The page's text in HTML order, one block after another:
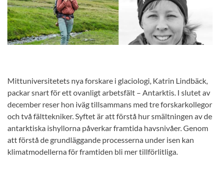
Mittuniversitetets nya forskare i glaciologi, Katrin Lindbäck,
packar snart för ett ovanligt arbetsfält – Antarktis. I slutet av
december reser hon iväg tillsammans med tre forskarkollegor
och två fälttekniker. Syftet är att förstå hur smältningen av de
antarktiska ishyllorna påverkar framtida havsnivåer. Genom
att förstå de grundläggande processerna under isen kan
klimatmodellerna för framtiden bli mer tillförlitliga.